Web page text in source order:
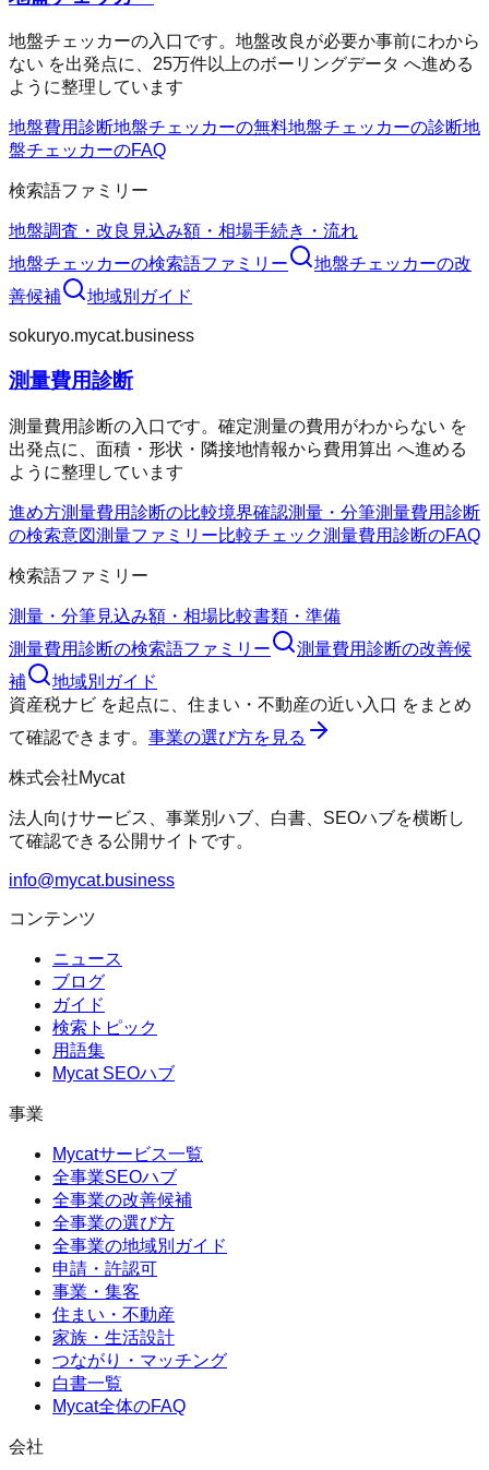
地盤チェッカーの入口です。地盤改良が必要か事前にわから
ない を出発点に、25万件以上のボーリングデータ へ進める
ように整理しています
地盤費用診断地盤チェッカーの無料地盤チェッカーの診断地
盤チェッカーのFAQ
検索語ファミリー
地盤調査・改良 見込み額・相場手続き・流れ
地盤チェッカーの検索語ファミリー 地盤チェッカーの改
善候補
地域別ガイド
sokuryo.mycat.business
測量費用診断
測量費用診断の入口です。確定測量の費用がわからない を
出発点に、面積・形状・隣接地情報から費用算出 へ進める
ように整理しています
進め方測量費用診断の比較境界確認測量・分筆測量費用診断
の検索意図測量ファミリー比較チェック測量費用診断のFAQ
検索語ファミリー
測量・分筆見込み額・相場比較書類・準備
測量費用診断の検索語ファミリー 測量費用診断の改善候
補
地域別ガイド
資産税ナビ を起点に、 住まい・不動産の近い入口 をまとめ
て確認できます。 事業の選び方を見る
株式会社Mycat
法人向けサービス、事業別ハブ、白書、SEOハブを横断し
て確認できる公開サイトです。
info@mycat.business
コンテンツ
ニュース
ブログ
ガイド
検索トピック
用語集
Mycat SEOハブ
事業
Mycatサービス一覧
全事業SEOハブ
全事業の改善候補
全事業の選び方
全事業の地域別ガイド
申請・許認可
事業・集客
住まい・不動産
家族・生活設計
つながり・マッチング
白書一覧
Mycat全体のFAQ
会社